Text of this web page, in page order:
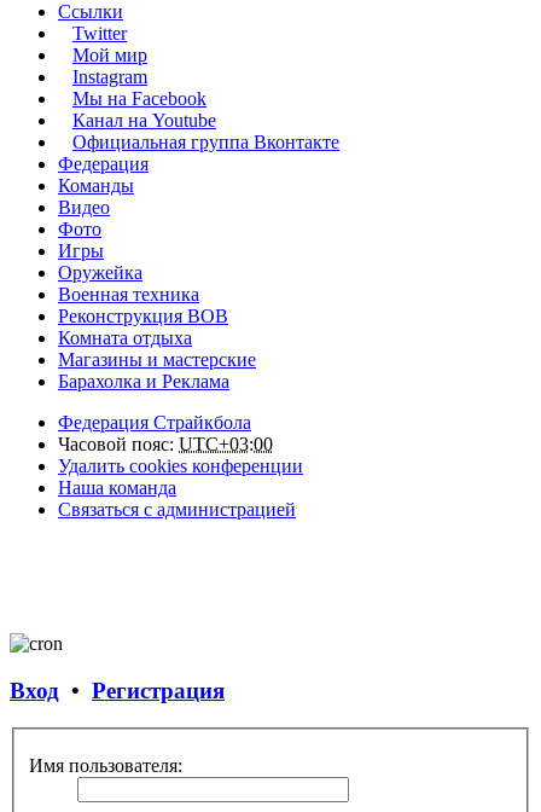
Ссылки
Twitter
Мой мир
Instagram
Мы на Facebook
Канал на Youtube
Официальная группа Вконтакте
Федерация
Команды
Видео
Фото
Игры
Оружейка
Военная техника
Реконструкция ВОВ
Комната отдыха
Магазины и мастерские
Барахолка и Реклама
Федерация Страйкбола
Часовой пояс: UTC+03:00
Удалить cookies конференции
Наша команда
Связаться с администрацией
Вход • Регистрация
Имя пользователя: